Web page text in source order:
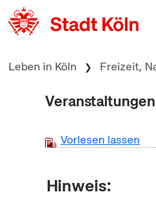
zum Inhalt springen
Leben in Köln Freizeit,
Veranstaltungen
Vorlesen lassen
Hinweis: